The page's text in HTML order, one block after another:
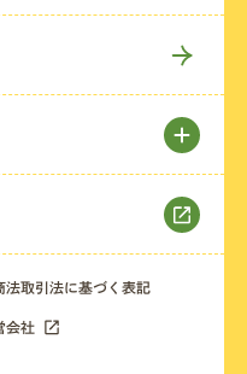
法取引法に基づく表記
会社